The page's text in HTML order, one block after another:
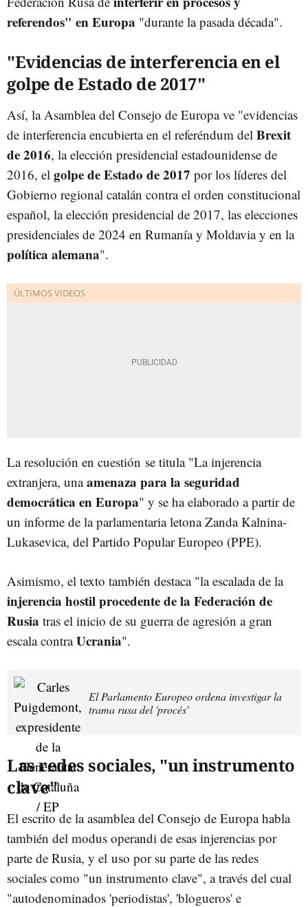
referendos" en Europa "durante la pasada década".
"Evidencias de interferencia en el
golpe de Estado de 2017"
Así, la Asamblea del Consejo de Europa ve "evidencias
de interferencia encubierta en el referéndum del Brexit
de 2016, la elección presidencial estadounidense de
2016, el golpe de Estado de 2017 por los líderes del
Gobierno regional catalán contra el orden constitucional
español, la elección presidencial de 2017, las elecciones
presidenciales de 2024 en Rumanía y Moldavia y en la
política alemana".
La resolución en cuestión se titula "La injerencia
extranjera, unaamenaza para la seguridad
democrática en Europa" y se ha elaborado a partir de
un informe de la parlamentaria letona Zanda Kalnina-
Lukasevica, del Partido Popular Europeo (PPE).
Asimismo, el texto también destaca "la escalada de la
injerencia hostil procedente de la Federación de
Rusia tras el inicio de su guerra de agresión a gran
escala contraUcrania".
El Parlamento Europeo ordena investigar la
trama rusa del 'procés'
Las redes sociales, "un instrumento
clave"
El escrito de la asamblea del Consejo de Europa habla
también del modus operandi de esas injerencias por
parte de Rusia, y el uso por su parte de las redes
sociales como "un instrumento clave", a través del cual
"autodenominados 'periodistas', 'blogueros' e